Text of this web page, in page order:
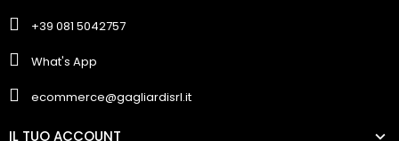
+39 081 5042757
What's App
ecommerce@gagliardisrl.it
IL TUO ACCOUNT